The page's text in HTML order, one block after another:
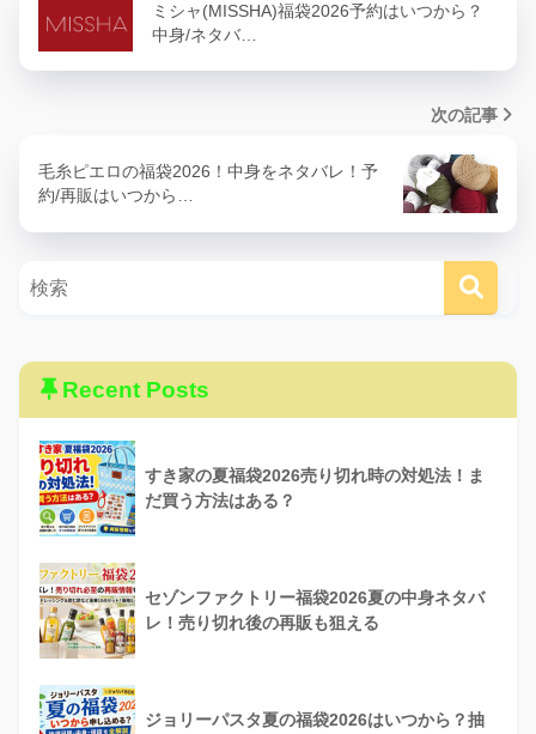
アドバンスドエシリアルスムースオペレーター ルース
パウダー：#02
GAZING
チーキーシークブラッシュ：#20 CRYSTAL CLEAN
ミシャ(MISSHA)福袋2026予約はいつから？
中身/ネタバ…
次の記事
毛糸ピエロの福袋2026！中身をネタバレ！予
約/再販はいつから…
Recent Posts
すき家の夏福袋2026売り切れ時の対処法！ま
だ買う方法はある？
セゾンファクトリー福袋2026夏の中身ネタバ
レ！売り切れ後の再販も狙える
ジョリーパスタ夏の福袋2026はいつから？抽